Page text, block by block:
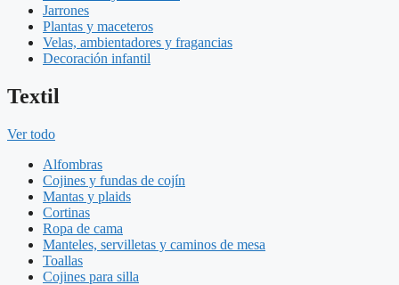
Jarrones
Plantas y maceteros
Velas, ambientadores y fragancias
Decoración infantil
Textil
Ver todo
Alfombras
Cojines y fundas de cojín
Mantas y plaids
Cortinas
Ropa de cama
Manteles, servilletas y caminos de mesa
Toallas
Cojines para silla